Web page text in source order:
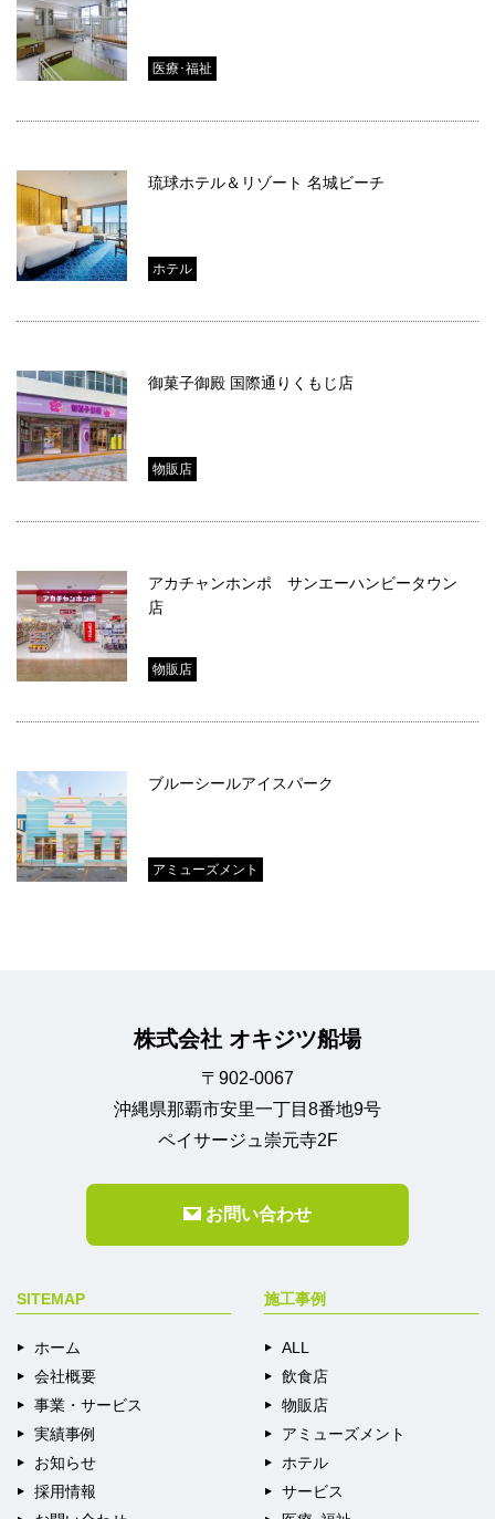
医療･福祉
琉球ホテル＆リゾート 名城ビーチ
ホテル
御菓子御殿 国際通りくもじ店
物販店
アカチャンホンポ サンエーハンビータウン
店
物販店
ブルーシールアイスパーク
アミューズメント
SITEMAP
ホーム
会社概要
事業・サービス
実績事例
お知らせ
採用情報
施工事例
ALL
飲食店
物販店
アミューズメント
ホテル
サービス
株式会社 オキジツ船場
〒902-0067
沖縄県那覇市安里一丁目8番地9号
ペイサージュ崇元寺2F
お問い合わせ